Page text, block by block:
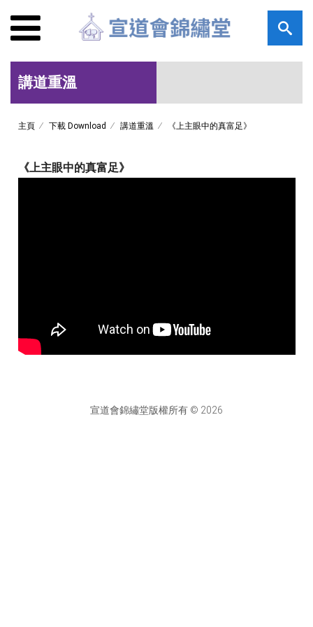
講道重溫
主頁 下載 Download 講道重溫 《上主眼中的真富足》
《上主眼中的真富足》
宣道會錦繡堂版權所有 © 2026